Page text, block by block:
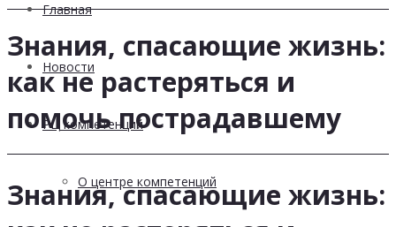
Главная
Новости
РЦ компетенций
О центре компетенций
Знания, спасающие жизнь:
как не растеряться и
помочь пострадавшему
Знания, спасающие жизнь: